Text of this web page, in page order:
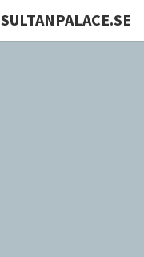
SULTANPALACE.SE